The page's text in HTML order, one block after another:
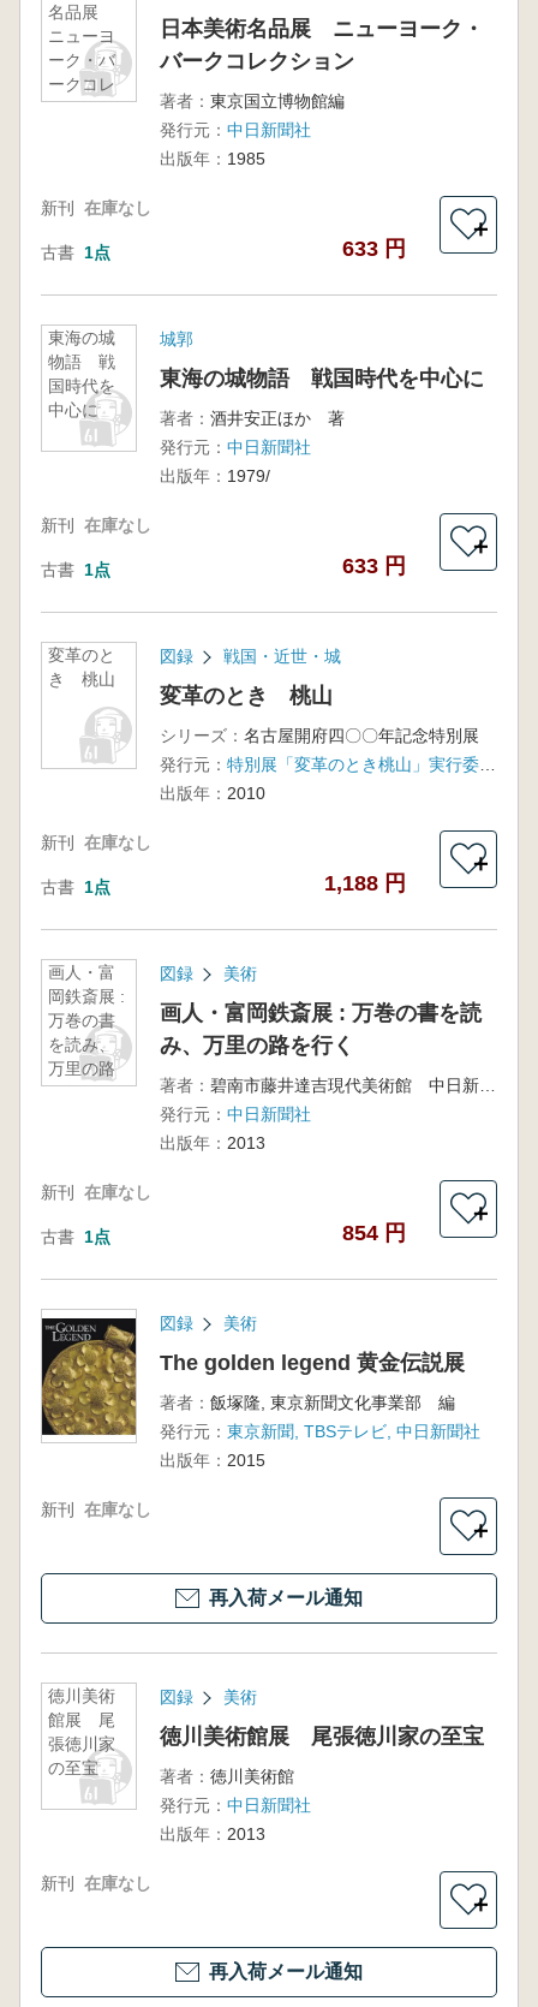
名品展
ニューヨ
ーク・バ
ークコレ
クション
日本美術名品展 ニューヨーク・
バークコレクション
著者： 東京国立博物館編
発行元： 中日新聞社
出版年： 1985
新刊 在庫なし
古書 1点 633 円
＋
東海の城
物語 戦
国時代を
中心に
城郭
東海の城物語 戦国時代を中心に
著者： 酒井安正ほか 著
発行元： 中日新聞社
出版年： 1979/
新刊 在庫なし
古書 1点 633 円
＋
変革のと
き 桃山
図録 戦国・近世・城
変革のとき 桃山
シリーズ： 名古屋開府四〇〇年記念特別展
発行元：
特別展「変革のとき桃山」実行委員会・名古屋市博物館・中日新聞社
出版年： 2010
新刊 在庫なし
古書 1点 1,188 円
＋
画人・富
岡鉄斎展 :
万巻の書
を読み、
万里の路
を行く
図録 美術
画人・富岡鉄斎展 : 万巻の書を読
み、万里の路を行く
著者：
碧南市藤井達吉現代美術館 中日新聞社編
発行元： 中日新聞社
出版年： 2013
新刊 在庫なし
古書 1点 854 円
＋
図録 美術
The golden legend 黄金伝説展
著者： 飯塚隆, 東京新聞文化事業部 編
発行元： 東京新聞, TBSテレビ, 中日新聞社
出版年： 2015
新刊 在庫なし
＋
再入荷メール通知
徳川美術
館展 尾
張徳川家
の至宝
図録 美術
徳川美術館展 尾張徳川家の至宝
著者： 徳川美術館
発行元： 中日新聞社
出版年： 2013
新刊 在庫なし
＋
再入荷メール通知